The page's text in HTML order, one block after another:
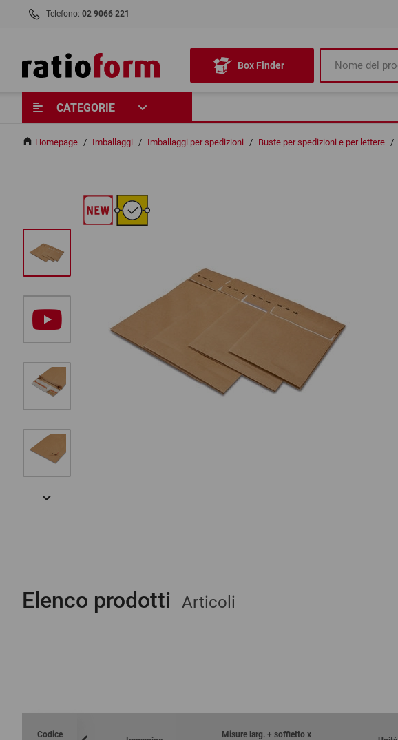
Telefono: 02 9066 221
Box Finder
CATEGORIE
Homepage / Imballaggi / Imballaggi per spedizioni / Buste per spedizioni e per lettere /
Usiamo un servizio di terze parti per incorporare contenuti
video. Questo servizio può raccogliere dati sulle sue attività.
Accetta di utilizzare il servizio per visualizzare questo video.
Accettare
Elenco prodotti Articoli
Codice
Misure larg. + soffietto x